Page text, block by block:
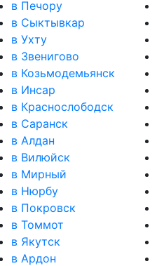
в Печору
в Сыктывкар
в Ухту
в Звенигово
в Козьмодемьянск
в Инсар
в Краснослободск
в Саранск
в Алдан
в Вилюйск
в Мирный
в Нюрбу
в Покровск
в Томмот
в Якутск
в Ардон